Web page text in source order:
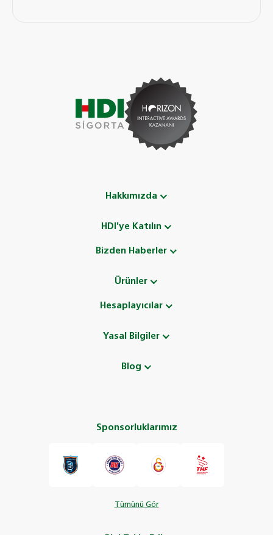
Hakkımızda
HDI'ye Katılın
Bizden Haberler
Ürünler
Hesaplayıcılar
Yasal Bilgiler
Blog
Sponsorluklarımız
Tümünü Gör